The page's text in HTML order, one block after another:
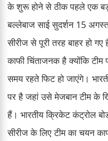
के शुरू होने से ठीक पहले एक
बल्लेबाज साई सुदर्शन 15
सीरीज से पूरी तरह बाहर हो
काफी चिंताजनक है क्योंकि टीम
समय रहते फिट हो जाएंगे।
पर है जहां उसे मेजबान टीम के
हैं। भारतीय क्रिकेट कंट्रोल
सीरीज के लिए टीम का चयन